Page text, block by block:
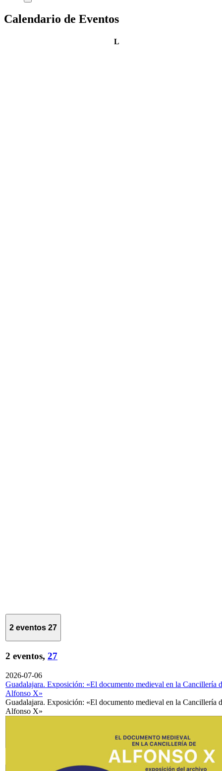
Calendario de Eventos
Llunes
2 eventos 27
2 eventos, 27
2026-07-06
Guadalajara. Exposición: «El documento medieval en la Cancillería
Alfonso X»
Guadalajara. Exposición: «El documento medieval en la Cancillería
Alfonso X»